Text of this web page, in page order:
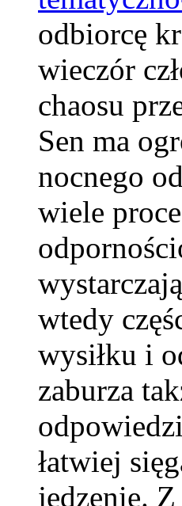
odbiorcę
wieczór
chaosu
Sen ma
nocnego
wiele
wtedy
wysiłku i
zaburza
łatwiej
jedzenie.